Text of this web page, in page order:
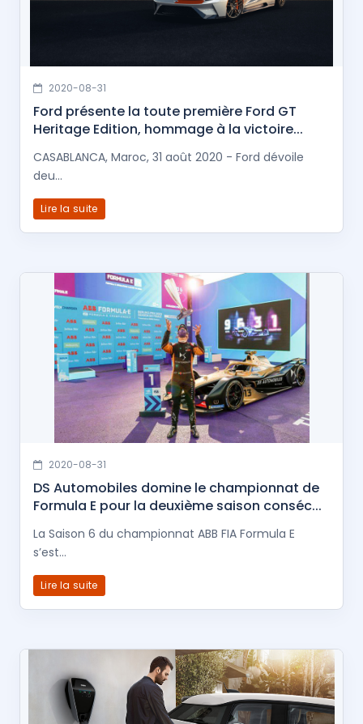
2020-08-31
Ford présente la toute première Ford GT
Heritage Edition, hommage à la victoire...
CASABLANCA, Maroc, 31 août 2020 - Ford dévoile
deu...
Lire la suite
2020-08-31
DS Automobiles domine le championnat de
Formula E pour la deuxième saison conséc...
La Saison 6 du championnat ABB FIA Formula E
s’est...
Lire la suite